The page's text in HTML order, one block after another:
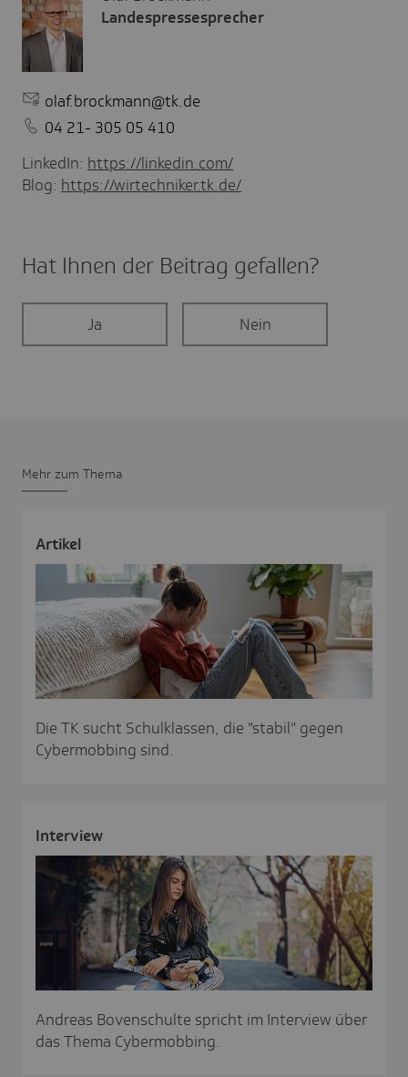
Landespressesprecher
olaf.brockmann@tk.de
04 21- 305 05 410
LinkedIn: https://linkedin.com/
Blog: https://wirtechniker.tk.de/
Hat Ihnen der Beitrag gefal­len?
Ja Nein
Mehr zum Thema
Artikel
Die TK sucht Schulklassen, die "stabil" gegen
Cybermobbing sind.
Inter­view
Andreas Bovenschulte spricht im Interview über
das Thema Cybermobbing.